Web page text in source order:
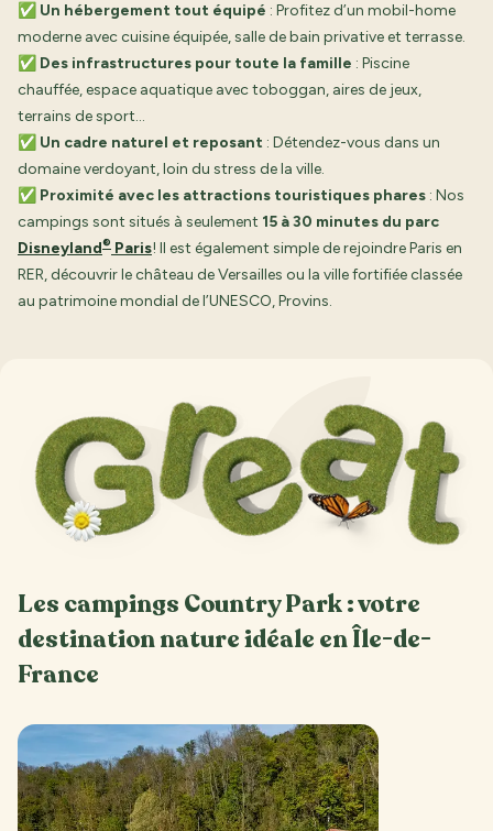
✅ Un hébergement tout équipé : Profitez d’un mobil-home
moderne avec cuisine équipée, salle de bain privative et terrasse.
✅ Des infrastructures pour toute la famille : Piscine
chauffée, espace aquatique avec toboggan, aires de jeux,
terrains de sport…
✅ Un cadre naturel et reposant : Détendez-vous dans un
domaine verdoyant, loin du stress de la ville.
✅ Proximité avec les attractions touristiques phares : Nos
campings sont situés à seulement 15 à 30 minutes du parc
Disneyland® Paris! Il est également simple de rejoindre Paris en
RER, découvrir le château de Versailles ou la ville fortifiée classée
au patrimoine mondial de l’UNESCO, Provins.
Les campings Country Park : votre
destination nature idéale en Île-de-
France